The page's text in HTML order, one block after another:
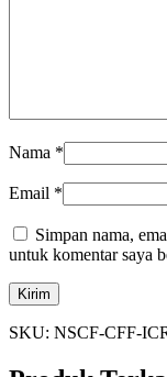
Nama *
Email *
Simpan nama,
untuk komentar saya
SKU: NSCF-CFF-